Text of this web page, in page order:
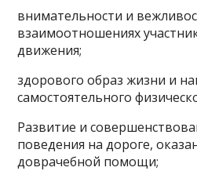
внимательности и
взаимоотношениях
движения;
здорового образ жизни и
самостоятельного
Развитие и
поведения на дороге,
доврачебной помощи;